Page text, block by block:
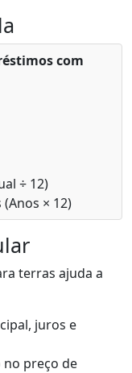
com
÷ 12)
× 12)
terras ajuda a
juros e
no preço de